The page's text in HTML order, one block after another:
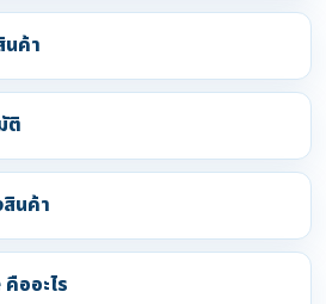
นค้า
ติ
นค้า
ออะไร